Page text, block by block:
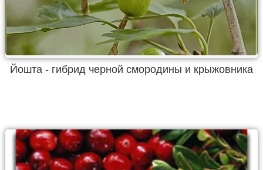
Йошта - гибрид черной смородины и крыжовника